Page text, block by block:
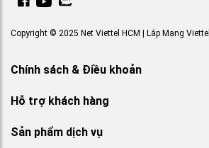
Copyright © 2025 Net Viettel HCM | Lắp Mạng Viettel
Chính sách & Điều khoản
Hỗ trợ khách hàng
Sản phẩm dịch vụ